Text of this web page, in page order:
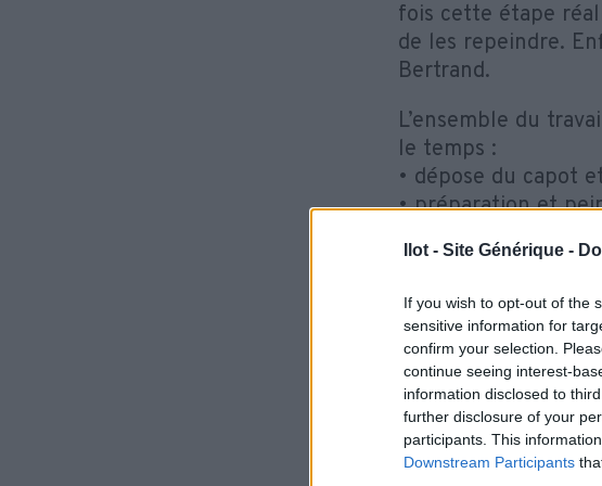
Ilot - Site Générique -
If you wish to opt-out of the
sensitive information for
confirm your selection.
continue seeing interest-
information disclosed to
further disclosure of your
participants. This
Downstream Participants
fois cette étape
de les repeindre.
Bertrand.
L’ensemble du
le temps :
• dépose du capot
• préparation et
• ponçage et
• masquage des
• application de la
• séchage et
En parallèle, nous
véhicule,
d’obtenir une